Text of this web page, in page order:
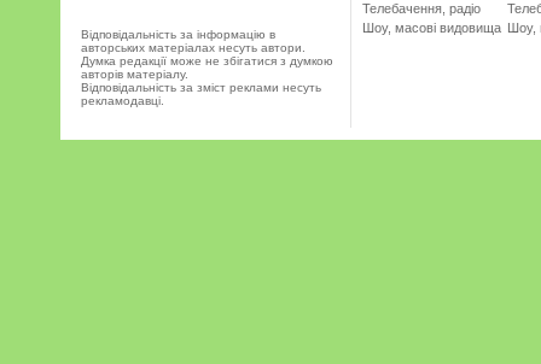
Відповідальність за інформацію в
авторських матеріалах несуть автори.
Думка редакції може не збігатися з думкою
авторів матеріалу.
Відповідальність за зміст реклами несуть
рекламодавці.
Телебачення, радіо
Шоу, масові видовища Шоу,